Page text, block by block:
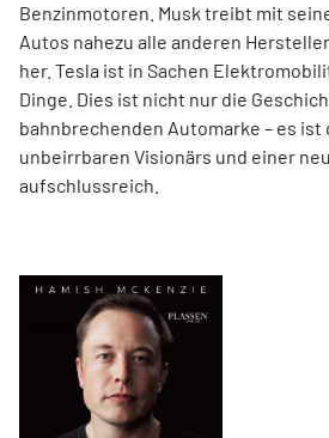
Benzinmotoren. Musk treibt mit
Autos nahezu alle anderen
her. Tesla ist in Sachen
Dinge. Dies ist nicht nur die
bahnbrechenden Automarke – es ist
unbeirrbaren Visionärs und einer
aufschlussreich.